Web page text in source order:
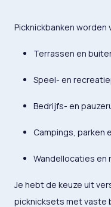
Picknickbanken
Terrassen en
Speel- en
Bedrijfs- en
Campings, parken
Wandellocaties en
Je hebt de keuze uit
picknicksets met vaste